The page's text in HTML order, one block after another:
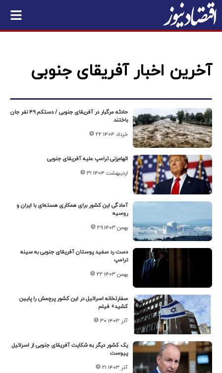
آخرین اخبار آفریقای جنوبی
حادثه مرگبار در آفریقای جنوبی / دستکم ۴۹ نفر جان
باختند
۲۲ خرداد ۱۴۰۴
اتهام‌زنی ترامپ علیه آفریقای جنوبی
۳۱ اردیبهشت ۱۴۰۴
آمادگی این کشور برای همکاری هسته‌ای با ایران و
روسیه
۲۹ بهمن ۱۴۰۳
دست رد سفید پوستان آفریقای جنوبی به سینه
ترامپ
۲۲ بهمن ۱۴۰۳
سفارتخانه اسرائیل در این کشور پرچمش را پایین
کشید+ فیلم
۳۰ آذر ۱۴۰۳
یک کشور دیگر به شکایت آفریقای جنوبی از اسرائیل
پیوست
۲۱ آذر ۱۴۰۳